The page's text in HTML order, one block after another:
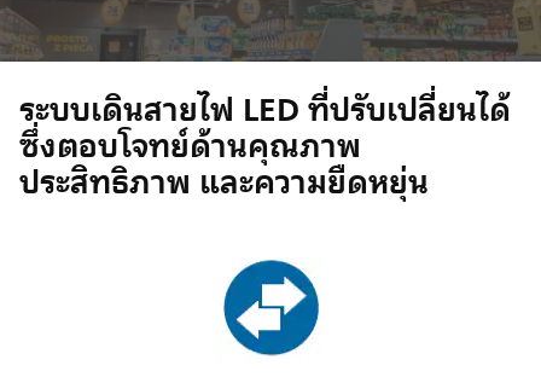
ระบบเดินสายไฟ LED ที่ปรับเปลี่ยนได้
ซึ่งตอบโจทย์ด้านคุณภาพ
ประสิทธิภาพ และความยืดหยุ่น